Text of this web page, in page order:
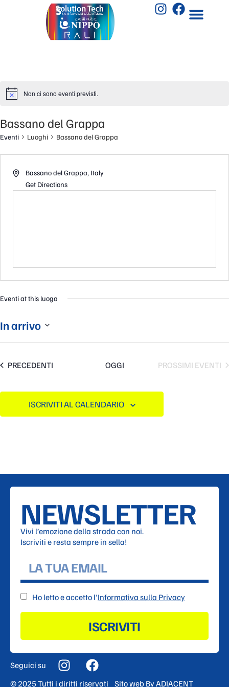
Non ci sono eventi previsti.
Bassano del Grappa
Eventi Luoghi Bassano del Grappa
Bassano del Grappa, Italy
Get Directions
Eventi at this luogo
In arrivo
la
EVENTI
PRECEDENTI OGGI PROSSIMI EVENTI
ISCRIVITI AL CALENDARIO
NEWSLETTER
Vivi l’emozione della strada con noi.
Iscriviti e resta sempre in sella!
Ho letto e accetto l'Informativa sulla Privacy
ISCRIVITI
Seguici su
© 2025 Tutti i diritti riservati
Sito web ByADIACENT